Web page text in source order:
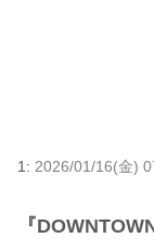
1: 2026/01/16(金)
『